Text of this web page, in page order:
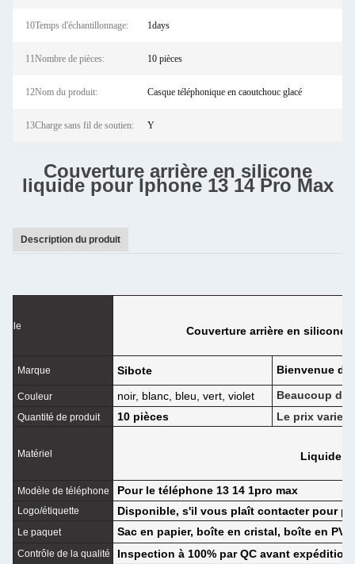
10Temps d'échantillonnage: 1days
11Nombre de pièces: 10 pièces
12Nom du produit: Casque téléphonique en caoutchouc glacé
13Charge sans fil de soutien: Y
Couverture arrière en silicone
liquide pour Iphone 13 14 Pro Max
Description du produit
le Couverture arrière en silicone
Marque Sibote Bienvenue
Couleur noir, blanc, bleu, vert, violet Beaucoup de
Quantité de produit 10 pièces Le prix varie
Matériel Liquide
Modèle de téléphone Pour le téléphone 13 14 1pro max
Logo/étiquette Disponible, s'il vous plaît contacter pour
Le paquet Sac en papier, boîte en cristal, boîte en PVC
Contrôle de la qualité Inspection à 100% par QC avant expédition